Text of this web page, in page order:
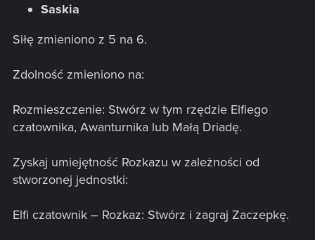
Saskia
Siłę zmieniono z 5 na 6.
Zdolność zmieniono na:
Rozmieszczenie: Stwórz w tym rzędzie Elfiego
czatownika, Awanturnika lub Małą Driadę.
Zyskaj umiejętność Rozkazu w zależności od
stworzonej jednostki:
Elfi czatownik – Rozkaz: Stwórz i zagraj Zaczepkę.